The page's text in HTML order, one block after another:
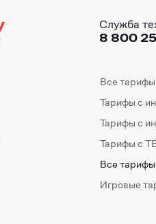
Служба
8 800
Все тарифы
Тарифы с
Тарифы с
Тарифы с
Все
Игровые